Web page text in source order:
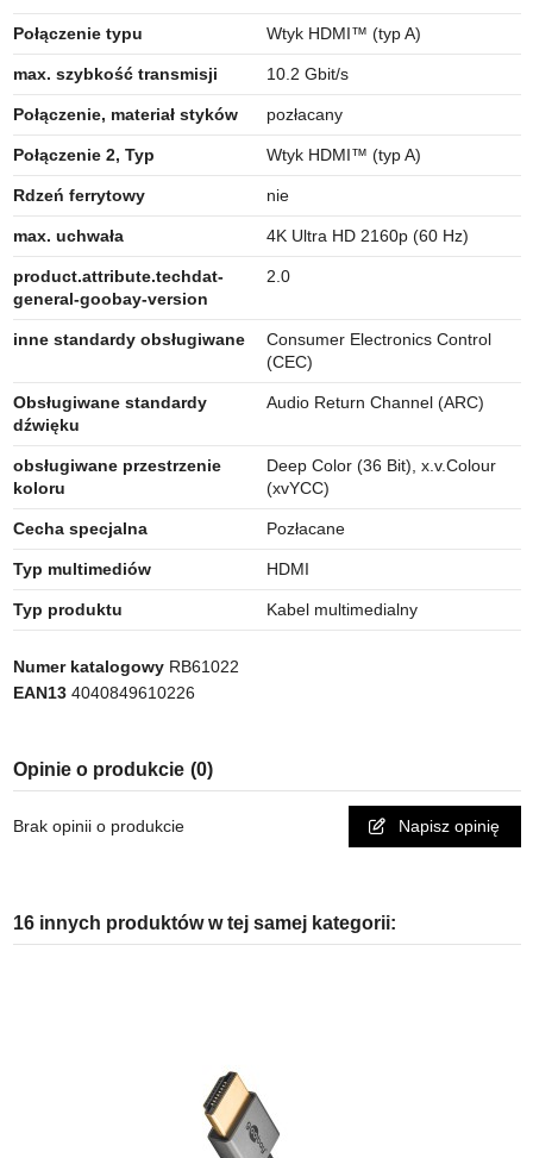
Połączenie typu Wtyk HDMI™ (typ A)
max. szybkość transmisji 10.2 Gbit/s
Połączenie, materiał styków pozłacany
Połączenie 2, Typ Wtyk HDMI™ (typ A)
Rdzeń ferrytowy nie
max. uchwała 4K Ultra HD 2160p (60 Hz)
product.attribute.techdat-
general-goobay-version
2.0
inne standardy obsługiwane
Consumer Electronics Control
(CEC)
Obsługiwane standardy
dźwięku
Audio Return Channel (ARC)
obsługiwane przestrzenie
koloru
Deep Color (36 Bit), x.v.Colour
(xvYCC)
Cecha specjalna Pozłacane
Typ multimediów HDMI
Typ produktu Kabel multimedialny
Numer katalogowy RB61022
EAN13 4040849610226
Opinie o produkcie (0)
Brak opinii o produkcie Napisz opinię
16 innych produktów w tej samej kategorii: